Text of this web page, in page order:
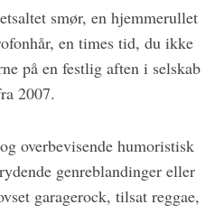
smør, en hjemmerullet
en times tid, du ikke
på en festlig aften i selskab
2007.
overbevisende humoristisk
genreblandinger eller
garagerock, tilsat reggae,